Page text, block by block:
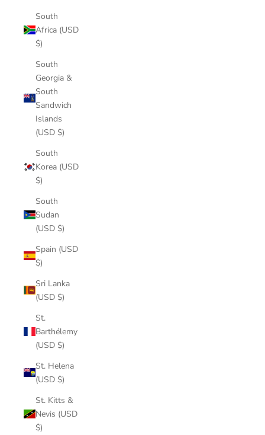
South
Africa (USD
$)
South
Georgia &
South
Sandwich
Islands
(USD $)
South
Korea (USD
$)
South
Sudan
(USD $)
Spain (USD
$)
Sri Lanka
(USD $)
St.
Barthélemy
(USD $)
St. Helena
(USD $)
St. Kitts &
Nevis (USD
$)